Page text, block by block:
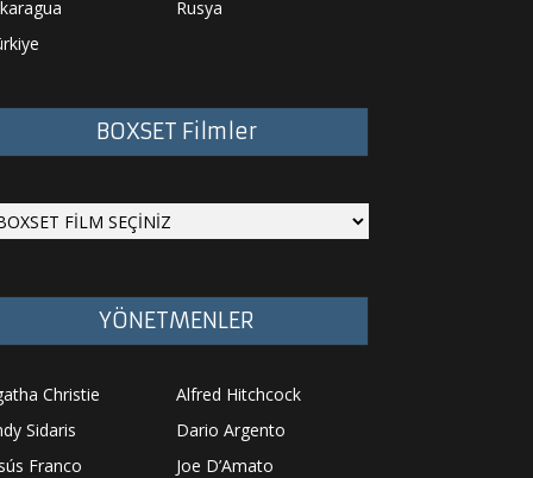
Rusya
BOXSET Filmler
YÖNETMENLER
Christie
Alfred Hitchcock
Sidaris
Dario Argento
Franco
Joe D’Amato